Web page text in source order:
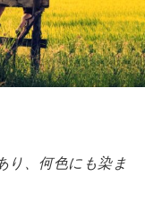
り、何色にも染ま